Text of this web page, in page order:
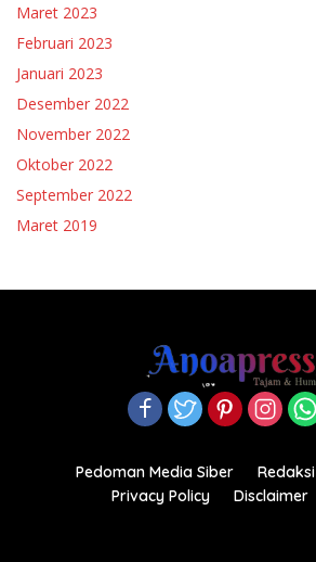
Maret 2023
Februari 2023
Januari 2023
Desember 2022
November 2022
Oktober 2022
September 2022
Maret 2019
Pedoman Media Siber Redaksi
Privacy Policy
Disclaimer